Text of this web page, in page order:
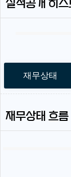
실적공개 히
재무상태
재무상태 흐름